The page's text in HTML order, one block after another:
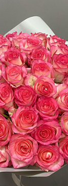
ДАННЫЕ
ПОКУПКА
сайта
и храним их в